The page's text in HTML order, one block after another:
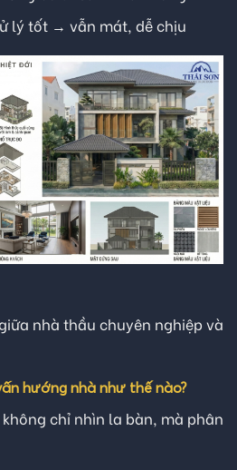
lý tốt → vẫn mát, dễ chịu
nhà thầu chuyên nghiệp và
hướng nhà như thế nào?
chỉ nhìn la bàn, mà phân